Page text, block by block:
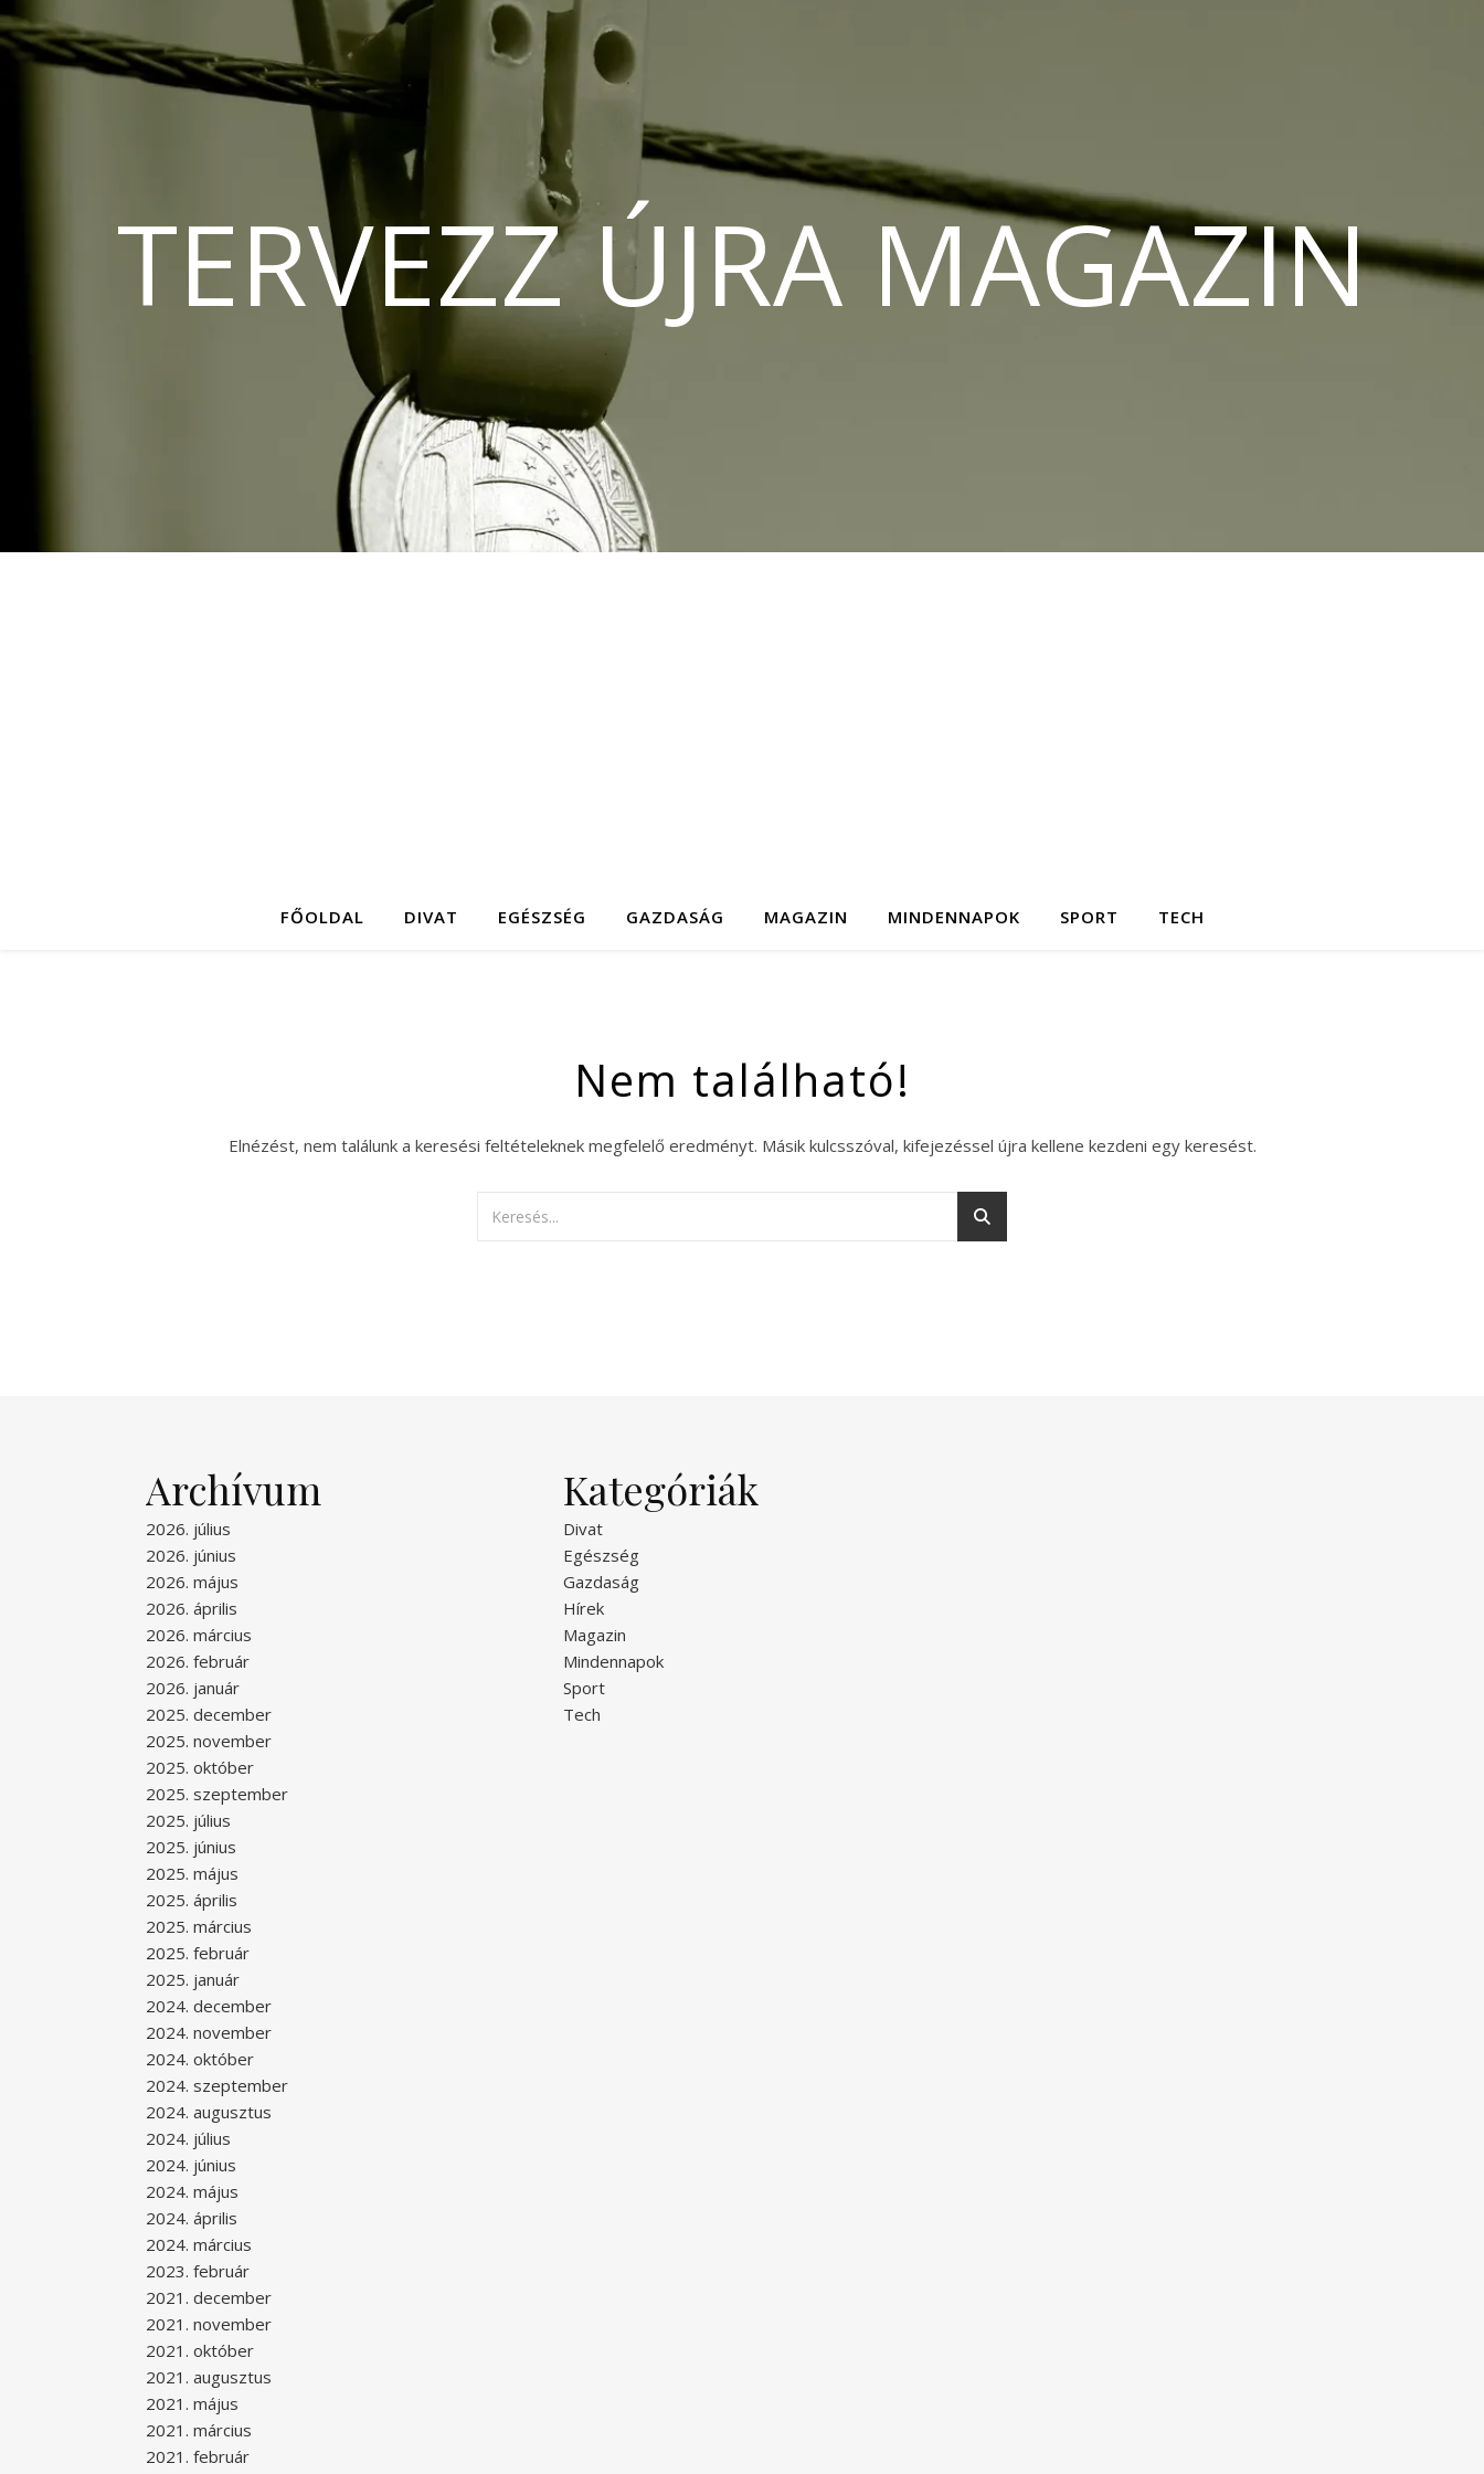
TERVEZZ ÚJRA MAGAZIN
FŐOLDAL DIVAT EGÉSZSÉG GAZDASÁG MAGAZIN MINDENNAPOK SPORT TECH
Nem található!
Elnézést, nem találunk a keresési feltételeknek megfelelő eredményt. Másik kulcsszóval, kifejezéssel újra kellene kezdeni egy keresést.
Archívum
2026. július
2026. június
2026. május
2026. április
2026. március
2026. február
2026. január
2025. december
2025. november
2025. október
2025. szeptember
2025. július
2025. június
2025. május
2025. április
2025. március
2025. február
2025. január
2024. december
2024. november
2024. október
2024. szeptember
2024. augusztus
2024. július
2024. június
2024. május
2024. április
2024. március
2023. február
2021. december
2021. november
2021. október
2021. augusztus
2021. május
2021. március
2021. február
Kategóriák
Divat
Egészség
Gazdaság
Hírek
Magazin
Mindennapok
Sport
Tech